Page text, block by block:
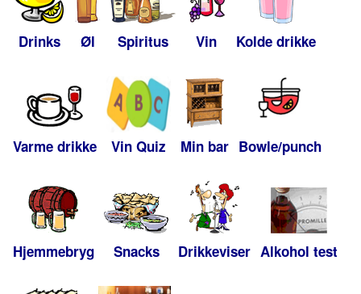
Drinks Øl Spiritus Vin Kolde drikke
Varme drikke Vin Quiz Min bar Bowle/punch
Hjemmebryg Snacks Drikkeviser Alkohol test